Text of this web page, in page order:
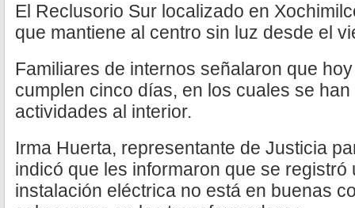
El Reclusorio Sur localizado en
que mantiene al centro sin luz desde el
Familiares de internos señalaron que
cumplen cinco días, en los cuales se
actividades al interior.
Irma Huerta, representante de Justicia
indicó que les informaron que se
instalación eléctrica no está en buenas